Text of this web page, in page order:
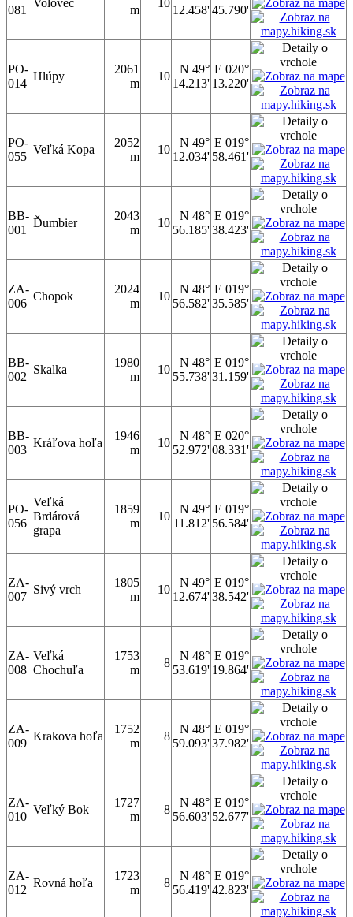
081
m
12.458'45.790'
PO-
014
Hlúpy
2061
m
10
N 49°
14.213'
E 020°
13.220'
PO-
055
Veľká Kopa
2052
m
10
N 49°
12.034'
E 019°
58.461'
BB-
001
Ďumbier
2043
m
10
N 48°
56.185'
E 019°
38.423'
ZA-
006
Chopok
2024
m
10
N 48°
56.582'
E 019°
35.585'
BB-
002
Skalka
1980
m
10
N 48°
55.738'
E 019°
31.159'
BB-
003
Kráľova hoľa
1946
m
10
N 48°
52.972'
E 020°
08.331'
PO-
056
Veľká
Brdárová
grapa
1859
m
10
N 49°
11.812'
E 019°
56.584'
ZA-
007
Sivý vrch
1805
m
10
N 49°
12.674'
E 019°
38.542'
ZA-
008
Veľká
Chochuľa
1753
m
8
N 48°
53.619'
E 019°
19.864'
ZA-
009
Krakova hoľa
1752
m
8
N 48°
59.093'
E 019°
37.982'
ZA-
010
Veľký Bok
1727
m
8
N 48°
56.603'
E 019°
52.677'
ZA-
012
Rovná hoľa
1723
m
8
N 48°
56.419'
E 019°
42.823'